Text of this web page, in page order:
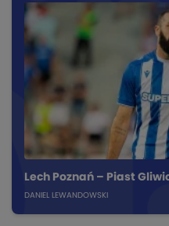
Lech Poznań – Piast
DANIEL LEWANDOWSKI